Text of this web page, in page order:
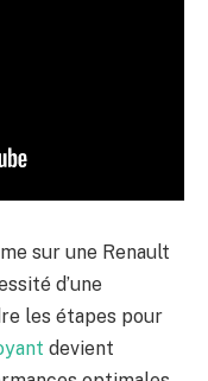
sur une Renault
d’une
les étapes pour
devient